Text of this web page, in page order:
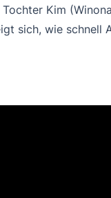
Kim
sich, wie schnell